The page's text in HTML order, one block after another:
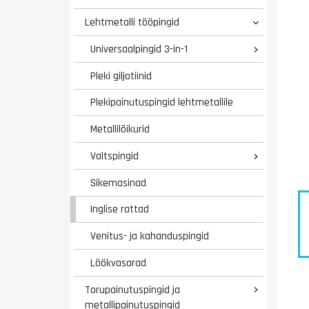
Lehtmetalli tööpingid 
Universaalpingid 3-in-1 
Pleki giljotiinid
Plekipainutuspingid lehtmetallile
Metallilõikurid
Valtspingid

Sikemasinad
Inglise rattad
Venitus- ja kahanduspingid
Löökvasarad
Torupainutuspingid ja
metallipainutuspingid
